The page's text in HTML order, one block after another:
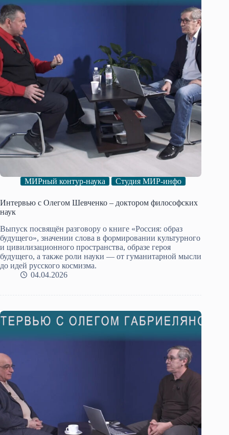
МИРный контур-наука Студия МИР-инфо
Интервью с Олегом Шевченко – доктором философских
наук
Выпуск посвящён разговору о книге «Россия: образ
будущего», значении слова в формировании культурного
и цивилизационного пространства, образе героя
будущего, а также роли науки — от гуманитарной мысли
до идей русского космизма.
04.04.2026